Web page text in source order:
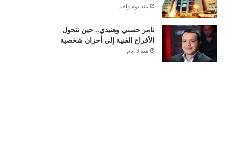
منذ يوم واحد
تامر حسني وهنيدي.. حين تتحول
الأفراح الفنية إلى أحزان شخصية
منذ 3 أيام